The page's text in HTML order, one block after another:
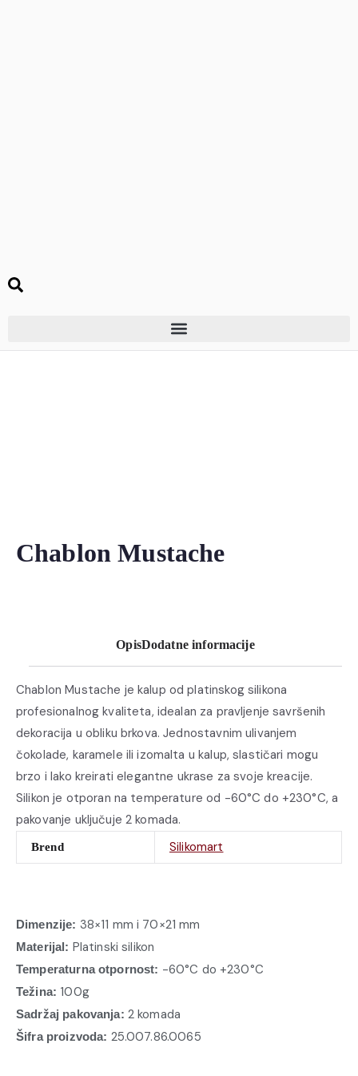
Chablon Mustache
OpisDodatne informacije
Chablon Mustache je kalup od platinskog silikona
profesionalnog kvaliteta, idealan za pravljenje savršenih
dekoracija u obliku brkova. Jednostavnim ulivanjem
čokolade, karamele ili izomalta u kalup, slastičari mogu
brzo i lako kreirati elegantne ukrase za svoje kreacije.
Silikon je otporan na temperature od -60°C do +230°C, a
pakovanje uključuje 2 komada.
Brend Silikomart
Dimenzije: 38×11 mm i 70×21 mm
Materijal: Platinski silikon
Temperaturna otpornost: -60°C do +230°C
Težina: 100g
Sadržaj pakovanja: 2 komada
Šifra proizvoda: 25.007.86.0065